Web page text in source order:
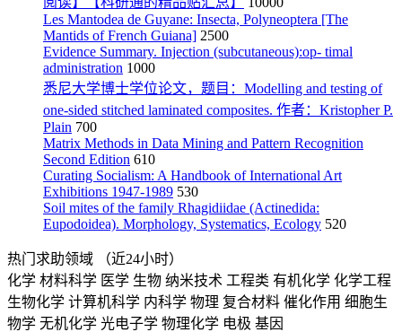
Les Mantodea de Guyane: Insecta, Polyneoptera [The
Mantids of French Guiana] 2500
Evidence Summary. Injection (subcutaneous):op- timal
administration 1000
悉尼大学博士学位论文，题目：Modelling and testing of
one-sided stitched laminated composites. 作者：Kristopher P.
Plain 700
Matrix Methods in Data Mining and Pattern Recognition
Second Edition 610
Curating Socialism: A Handbook of International Art
Exhibitions 1947-1989 530
Soil mites of the family Rhagidiidae (Actinedida:
Eupodoidea). Morphology, Systematics, Ecology 520
热门求助领域
（近24小时）
化学 材料科学 医学 生物 纳米技术 工程类 有机化学 化学工程
生物化学 计算机科学 内科学 物理 复合材料 催化作用 细胞生
物学 无机化学 光电子学 物理化学 电极 基因